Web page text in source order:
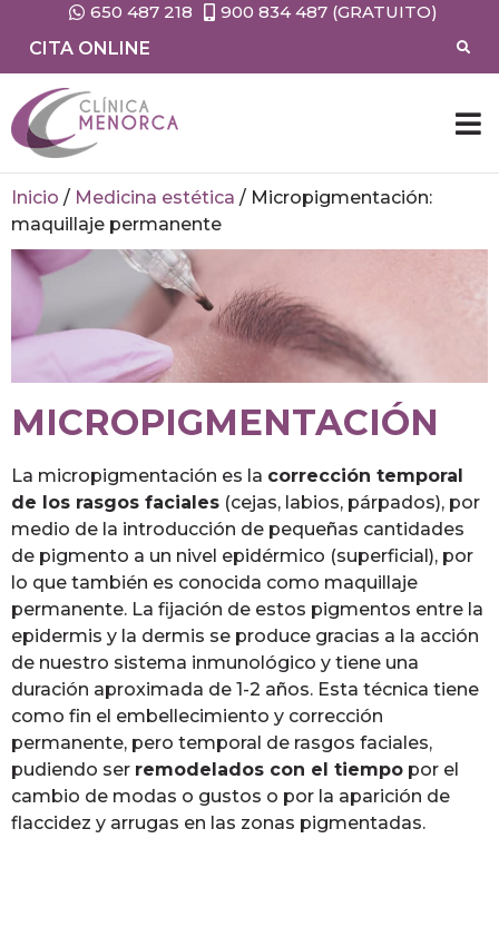
650 487 218
900 834 487 (GRATUITO)
CITA ONLINE
Inicio / Medicina estética / Micropigmentación:
maquillaje permanente
MICROPIGMENTACIÓN
La micropigmentación es la corrección temporal
de los rasgos faciales (cejas, labios, párpados), por
medio de la introducción de pequeñas cantidades
de pigmento a un nivel epidérmico (superficial), por
lo que también es conocida como maquillaje
permanente. La fijación de estos pigmentos entre la
epidermis y la dermis se produce gracias a la acción
de nuestro sistema inmunológico y tiene una
duración aproximada de 1-2 años. Esta técnica tiene
como fin el embellecimiento y corrección
permanente, pero temporal de rasgos faciales,
pudiendo ser remodelados con el tiempo por el
cambio de modas o gustos o por la aparición de
flaccidez y arrugas en las zonas pigmentadas.